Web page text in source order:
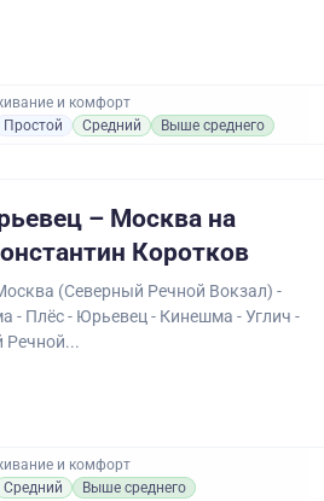
и комфорт
Простой
Средний Выше среднего
– Москва на
Коротков
(Северный Речной Вокзал) -
- Плёс - Юрьевец - Кинешма - Углич -
Речной...
и комфорт
Средний
Выше среднего